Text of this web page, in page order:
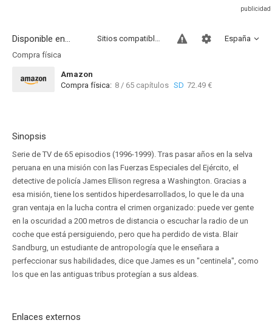
Disponible en... España
Sitios compatibles
Compra física
Amazon
Compra física: 8 / 65 capítulos SD 72.49 €
Sinopsis
Serie de TV de 65 episodios (1996-1999). Tras pasar años en la selva
peruana en una misión con las Fuerzas Especiales del Ejército, el
detective de policía James Ellison regresa a Washington. Gracias a
esa misión, tiene los sentidos hiperdesarrollados, lo que le da una
gran ventaja en la lucha contra el crimen organizado: puede ver gente
en la oscuridad a 200 metros de distancia o escuchar la radio de un
coche que está persiguiendo, pero que ha perdido de vista. Blair
Sandburg, un estudiante de antropología que le enseñara a
perfeccionar sus habilidades, dice que James es un "centinela", como
los que en las antiguas tribus protegían a sus aldeas.
Enlaces externos